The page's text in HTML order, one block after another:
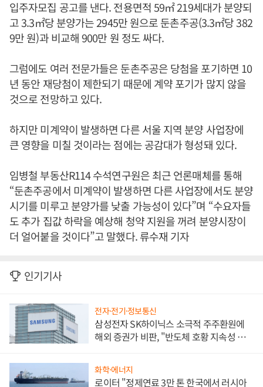
입주자모집 공고를 낸다. 전용면적 59㎡ 219세대가 분양되
고 3.3㎡당 분양가는 2945만 원으로 둔촌주공(3.3㎡당 382
9만 원)과 비교해 900만 원 정도 싸다.
그럼에도 여러 전문가들은 둔촌주공은 당첨을 포기하면 10
년 동안 재당첨이 제한되기 때문에 계약 포기가 많지 않을
것으로 전망하고 있다.
하지만 미계약이 발생하면 다른 서울 지역 분양 사업장에
큰 영향을 미칠 것이라는 점에는 공감대가 형성돼 있다.
임병철 부동산R114 수석연구원은 최근 언론매체를 통해
“둔촌주공에서 미계약이 발생하면 다른 사업장에서도 분양
시기를 미루고 분양가를 낮출 가능성이 있다”며 “수요자들
도 추가 집값 하락을 예상해 청약 지원을 꺼려 분양시장이
더 얼어붙을 것이다”고 말했다. 류수재 기자
인기기사
전자·전기·정보통신
삼성전자 SK하이닉스 소극적 주주환원에
해외 증권가 비판, "반도체 호황 지속성 의
화학·에너지
로이터 "정제연료 3만 톤 한국에서 러시아